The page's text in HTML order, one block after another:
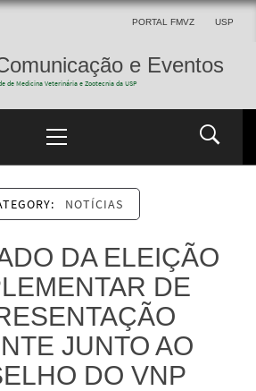
PORTAL FMVZ USP
e Eventos
de Medicina Veterinária e Zootecnia da USP
NOTÍCIAS
DA ELEIÇÃO
DE
JUNTO AO
DO VNP